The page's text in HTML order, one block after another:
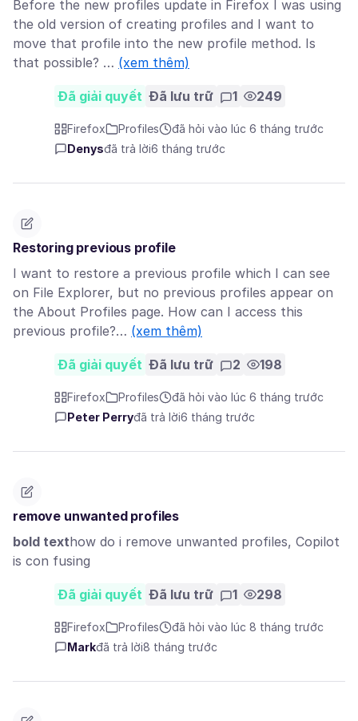
Before the new profiles update in Firefox I was using
the old version of creating profiles and I want to
move that profile into the new profile method. Is
that possible? … (xem thêm)
Đã giải quyết Đã lưu trữ 1 249
Firefox Profiles
đã hỏi vào lúc 6 tháng trước
Denysđã trả lời6 tháng trước
Restoring previous profile
I want to restore a previous profile which I can see
on File Explorer, but no previous profiles appear on
the About Profiles page. How can I access this
previous profile?… (xem thêm)
Đã giải quyết Đã lưu trữ 2 198
Firefox Profiles
đã hỏi vào lúc 6 tháng trước
Peter Perryđã trả lời6 tháng trước
remove unwanted profiles
bold texthow do i remove unwanted profiles, Copilot
is con fusing
Đã giải quyết Đã lưu trữ 1 298
Firefox Profiles
đã hỏi vào lúc 8 tháng trước
Markđã trả lời8 tháng trước